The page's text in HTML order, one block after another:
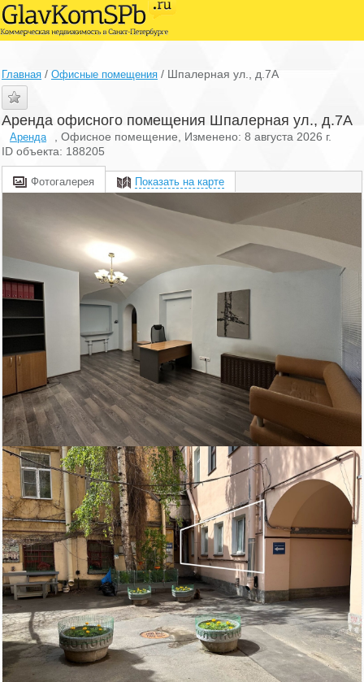
Главная / Офисные помещения / Шпалерная ул., д.7А
Аренда офисного помещения Шпалерная ул., д.7А
Аренда
, Офисное помещение, Изменено: 8 августа 2026 г.
ID объекта: 188205
Фотогалерея Показать на карте
Центральный район
ст.м. Чернышевская
Площадь
60.6 м
80 000
руб/мес.
Адвекс
Электричество: есть
Отопление: есть
Канализация: есть
Этаж: 1
Этажей всего: 3